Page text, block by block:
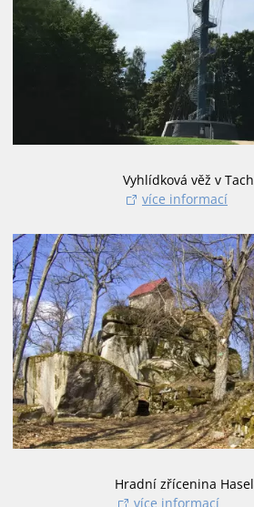
Vyhlídková věž v
více informací
Hradní zřícenina
více informací